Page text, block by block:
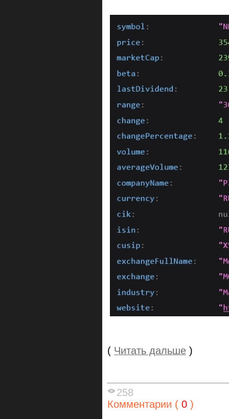
( Читать дальше )
258
Комментарии ( 0 )